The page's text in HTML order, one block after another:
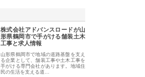
株式会社アドバンスロードが山
形県鶴岡市で手がける舗装土木
工事と求人情報
山形県鶴岡市で地域の道路基盤を支え
る企業として、舗装工事や土木工事を
手がける専門会社があります。地域住
民の生活を支える道…